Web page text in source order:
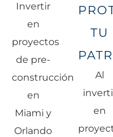
Invertir
en
proyectos
de pre-
construcción
en
Miami y
Orlando
TU
Al
en